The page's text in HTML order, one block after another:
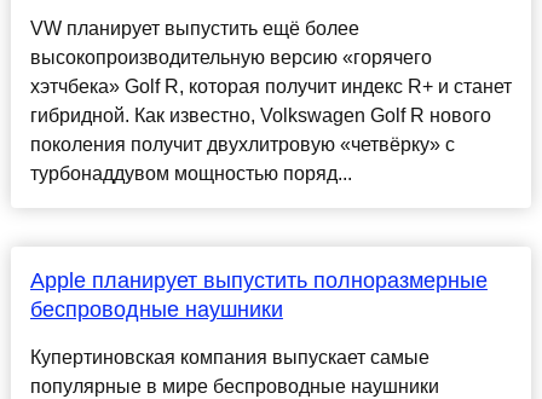
VW планирует выпустить ещё более
высокопроизводительную версию «горячего
хэтчбека» Golf R, которая получит индекс R+ и станет
гибридной. Как известно, Volkswagen Golf R нового
поколения получит двухлитровую «четвёрку» с
турбонаддувом мощностью поряд...
Apple планирует выпустить полноразмерные
беспроводные наушники
Купертиновская компания выпускает самые
популярные в мире беспроводные наушники